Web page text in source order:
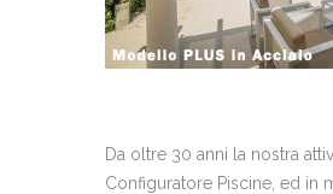
Da oltre 30 anni la nostra
Configuratore Piscine, ed in